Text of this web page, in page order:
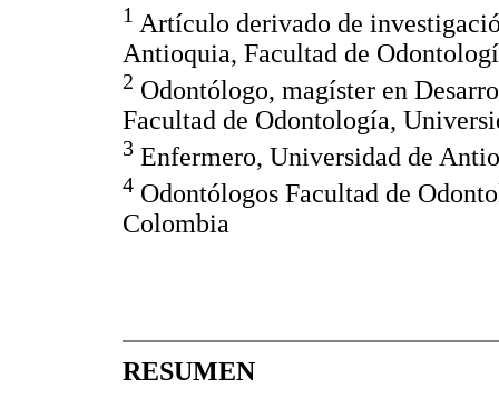
1 Artículo derivado de
Antioquia, Facultad de
2 Odontólogo, magíster en
Facultad de Odontología,
3 Enfermero, Universidad de
4 Odontólogos Facultad de
Colombia
RESUMEN